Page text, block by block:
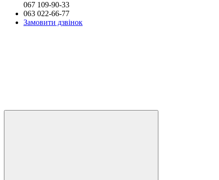
067 109-90-33
063 022-66-77
Замовити дзвінок